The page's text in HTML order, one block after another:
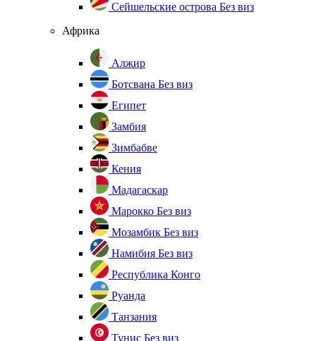
Сейшельские острова Без виз
Африка
Алжир
Ботсвана Без виз
Египет
Замбия
Зимбабве
Кения
Мадагаскар
Марокко Без виз
Мозамбик Без виз
Намибия Без виз
Республика Конго
Руанда
Танзания
Тунис Без виз